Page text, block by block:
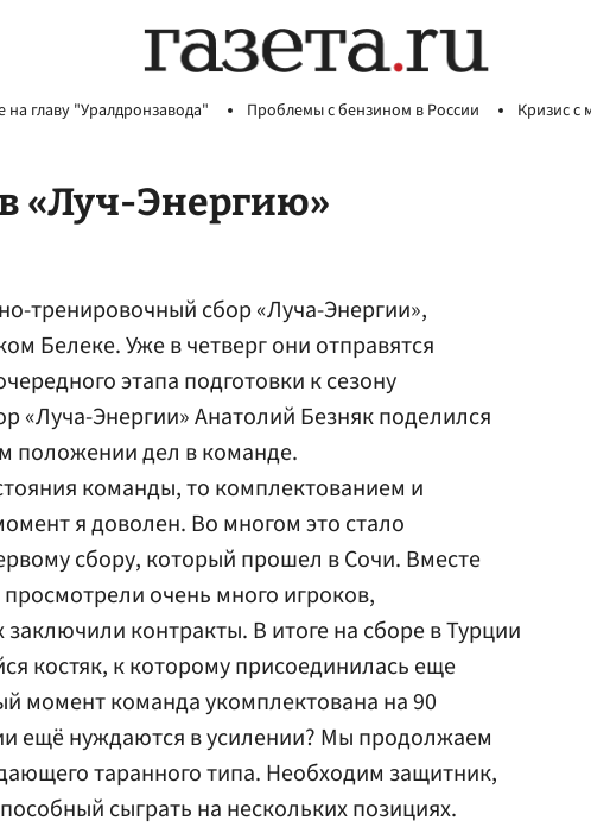
главу "Уралдронзавода" Проблемы с бензином в России Кризис с
«Луч-Энергию»
тренировочный сбор «Луча-Энергии»,
Белеке. Уже в четверг они отправятся
этапа подготовки к сезону
«Луча-Энергии» Анатолий Безняк поделился
положении дел в команде.
команды, то комплектованием и
я доволен. Во многом это стало
сбору, который прошел в Сочи. Вместе
очень много игроков,
контракты. В итоге на сборе в Турции
костяк, к которому присоединилась еще
момент команда укомплектована на 90
ещё нуждаются в усилении? Мы продолжаем
таранного типа. Необходим защитник,
сыграть на нескольких позициях.